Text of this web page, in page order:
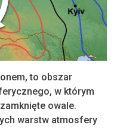
to obszar
w którym
owale.
warstw atmosfery